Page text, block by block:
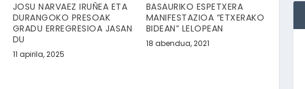
JOSU NARVAEZ IRUÑEA ETA
DURANGOKO PRESOAK
GRADU ERREGRESIOA JASAN
DU
11 apirila, 2025
BASAURIKO ESPETXERA
MANIFESTAZIOA “ETXERAKO
BIDEAN” LELOPEAN
18 abendua, 2021